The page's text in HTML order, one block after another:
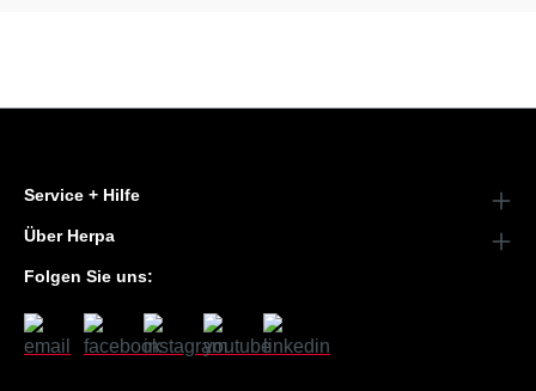
Service + Hilfe
Über Herpa
Folgen Sie uns: